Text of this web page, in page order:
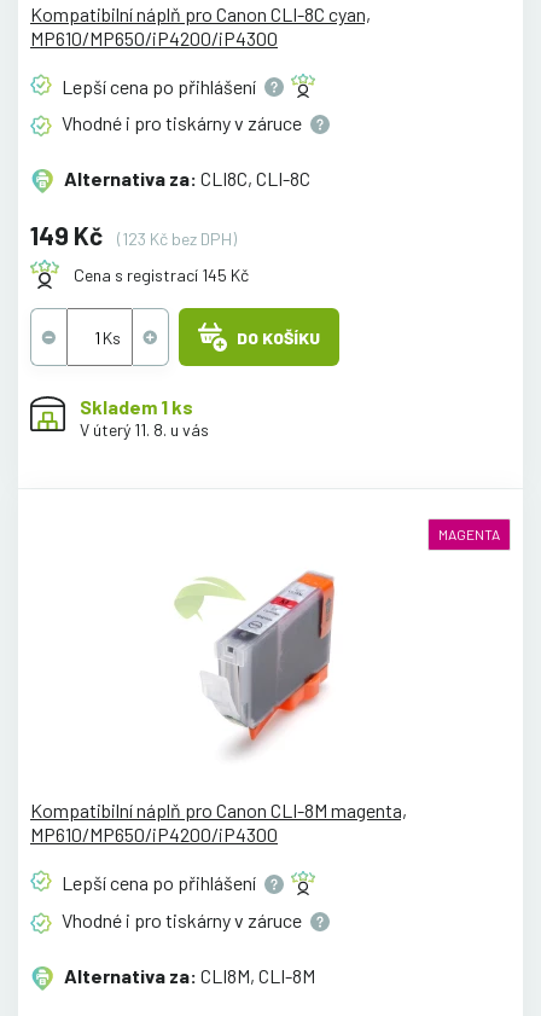
Kompatibilní náplň pro Canon CLI-8C cyan,
MP610/MP650/iP4200/iP4300
Lepší cena po přihlášení
Vhodné i pro tiskárny v záruce
Alternativa za: CLI8C, CLI-8C
149 Kč
(123 Kč bez DPH)
Cena s registrací 145 Kč
DO KOŠÍKU
Skladem 1 ks
V úterý 11. 8. u vás
MAGENTA
Kompatibilní náplň pro Canon CLI-8M magenta,
MP610/MP650/iP4200/iP4300
Lepší cena po přihlášení
Vhodné i pro tiskárny v záruce
Alternativa za: CLI8M, CLI-8M